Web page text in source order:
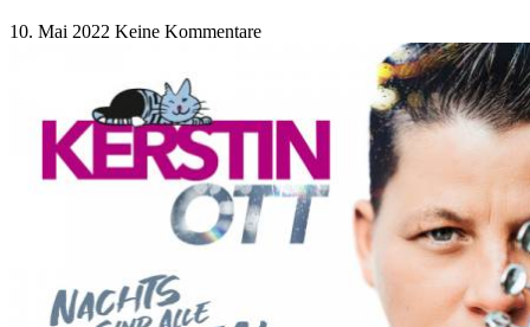
10. Mai 2022 Keine Kommentare